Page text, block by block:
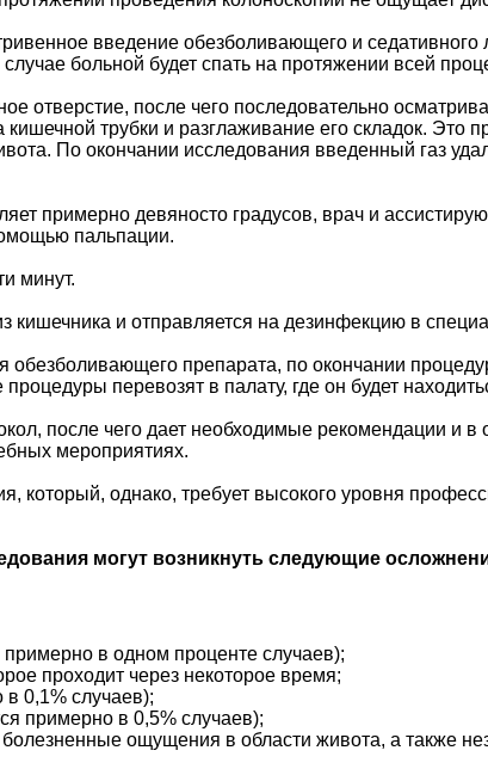
введение обезболивающего и
больной будет спать на протяжении всей
отверстие, после чего последовательно
трубки и разглаживание его складок. Это
По окончании исследования введенный газ
примерно девяносто градусов, врач и
пальпации.
минут.
кишечника и отправляется на дезинфекцию в
препарата, по окончании
перевозят в палату, где он будет
после чего дает необходимые рекомендации и
мероприятиях.
который, однако, требует высокого уровня
могут возникнуть следующие
в одном проценте случаев);
проходит через некоторое время;
в 0,1% случаев);
примерно в 0,5% случаев);
ощущения в области живота, а также